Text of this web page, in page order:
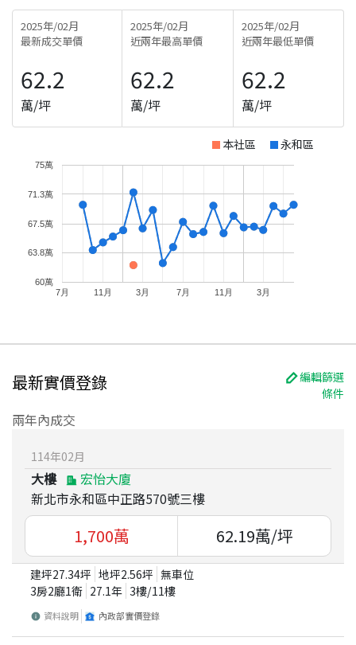
2025年/02月
最新成交單價
62.2
萬/坪
2025年/02月
近兩年最高單價
62.2
萬/坪
2025年/02月
近兩年最低單價
62.2
萬/坪
本社區 永和區
7月 11月 3月 7月 11月 3月
60萬
63.8萬
67.5萬
71.3萬
75萬
最新實價登錄
編輯篩選
條件
兩年內成交
114年02月
大樓
宏怡大廈
新北市永和區中正路570號三樓
1,700萬 62.19萬/坪
建坪27.34坪 地坪2.56坪 無車位
3房2廳1衛 27.1年 3樓/11樓
資料說明 內政部實價登錄